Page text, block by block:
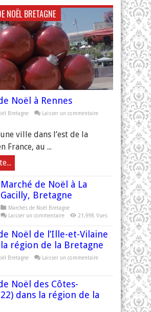
NOËL BRETAGNE
Noël à Rennes
Bretagne
Laisser un commentaire
ville dans l’est de la
France, au ...
Marché de Noël à La
Gacilly, Bretagne
Marchés de Noël Bretagne
Laisser un commentaire
21,998 Vues
Noël de l’Ille-et-Vilaine
région de la Bretagne
Bretagne
Laisser un commentaire
Noël des Côtes-
dans la région de la